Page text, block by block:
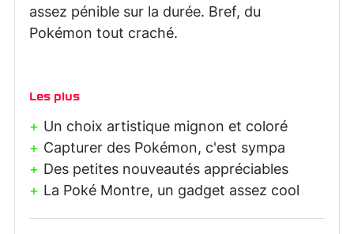
assez pénible sur la durée. Bref, du
Pokémon tout craché.
Les plus
Un choix artistique mignon et coloré
Capturer des Pokémon, c'est sympa
Des petites nouveautés appréciables
La Poké Montre, un gadget assez cool